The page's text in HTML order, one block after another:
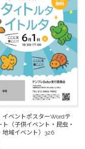
イベントポスターWordテ
ト（子供イベント・昆虫・
地域イベント）326